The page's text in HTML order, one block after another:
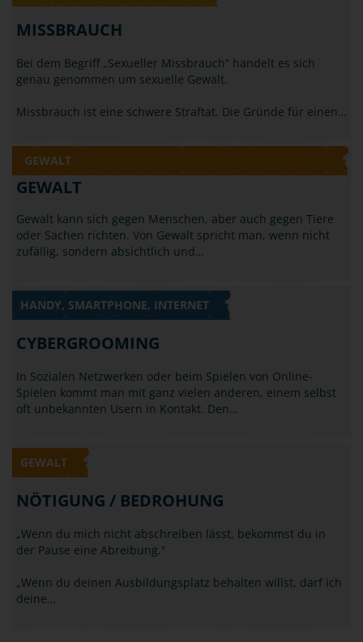
MISSBRAUCH
Bei dem Begriff „Sexueller Missbrauch“ handelt es sich
genau genommen um sexuelle Gewalt.
Missbrauch ist eine schwere Straftat. Die Gründe für einen…
GEWALT
GEWALT
Gewalt kann sich gegen Menschen, aber auch gegen Tiere
oder Sachen richten. Von Gewalt spricht man, wenn nicht
zufällig, sondern absichtlich und…
HANDY, SMARTPHONE, INTERNET
CYBERGROOMING
In Sozialen Netzwerken oder beim Spielen von Online-
Spielen kommt man mit ganz vielen anderen, einem selbst
oft unbekannten Usern in Kontakt. Den…
GEWALT
NÖTIGUNG / BEDROHUNG
„Wenn du mich nicht abschreiben lässt, bekommst du in
der Pause eine Abreibung."
„Wenn du deinen Ausbildungsplatz behalten willst, darf ich
deine…